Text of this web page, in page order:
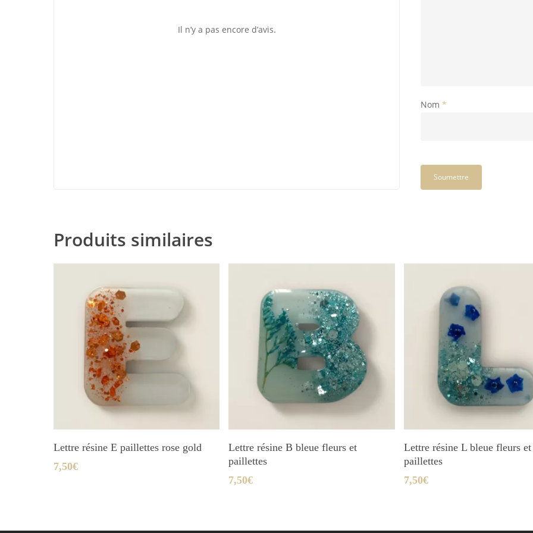
Il n’y a pas encore d’avis.
Nom *
Produits similaires
Ajouter Au Panier
Lettre résine E paillettes rose gold
7,50€
Ajouter Au Panier
Lettre résine B bleue fleurs et
paillettes
7,50€
Ajouter Au Panier
Lettre résine L bleue fleurs et
paillettes
7,50€